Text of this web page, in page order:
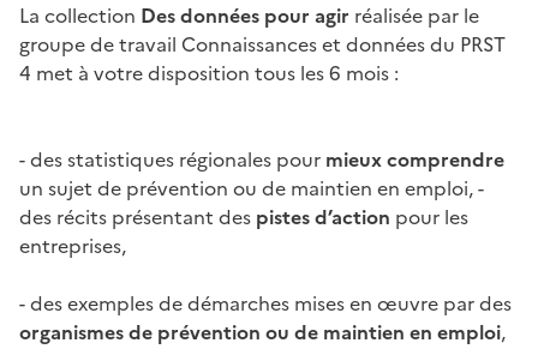
La collection Des données pour agir réalisée par le
groupe de travail Connaissances et données du PRST
4 met à votre disposition tous les 6 mois :
- des statistiques régionales pour mieux comprendre
un sujet de prévention ou de maintien en emploi, -
des récits présentant des pistes d’action pour les
entreprises,
- des exemples de démarches mises en œuvre par des
organismes de prévention ou de maintien en emploi,